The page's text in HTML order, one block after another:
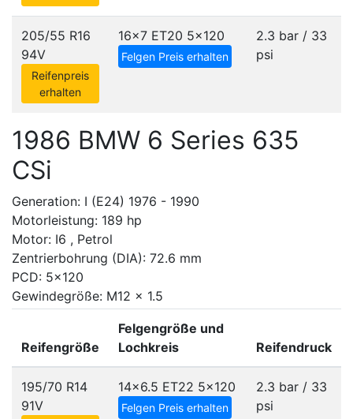
205/55 R16
94V
Reifenpreis
erhalten
16x7 ET20 5x120
Felgen Preis erhalten
2.3 bar / 33
psi
1986 BMW 6 Series 635
CSi
Generation: I (E24) 1976 - 1990
Motorleistung: 189 hp
Motor: I6 , Petrol
Zentrierbohrung (DIA): 72.6 mm
PCD: 5x120
Gewindegröße: M12 x 1.5
Reifengröße
Felgengröße und
Lochkreis
Reifendruck
195/70 R14
91V
14x6.5 ET22 5x120
Felgen Preis erhalten
2.3 bar / 33
psi